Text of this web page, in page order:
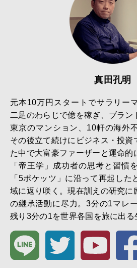
真田孔明
元本10万円スタートでサラリー
二足のわらじで億を稼ぎ、ブラン
東京のマンション、10軒の海外
その後立て続けにビジネス・投資
た中で大富豪ファーザーと運命的
「帝王学」成功者の思考と習慣
「5ポケッツ」に沿って再起した
域に返り咲く。現在訓えの研究に
の継承活動に尽力。3分の1マレ
残り3分の1を世界各国を旅に出る